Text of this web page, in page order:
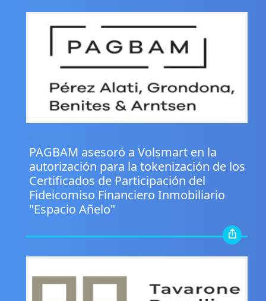
PAGBAM asesoró a Volsmart en la
autorización para la tokenización de los
Certificados de Participación del
Fideicomiso Financiero Inmobiliario
"Espacio Añelo"